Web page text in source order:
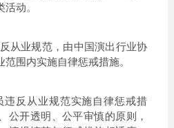
动。
业规范，由中国演出行业协
围内实施自律惩戒措施。
反从业规范实施自律惩戒措
公开透明、公平审慎的原则，